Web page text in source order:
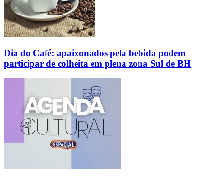
Dia do Café: apaixonados pela bebida podem
participar de colheita em plena zona Sul de BH